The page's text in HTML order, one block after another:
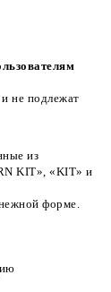
не подлежат
из
KIT», «KIT» и
форме.